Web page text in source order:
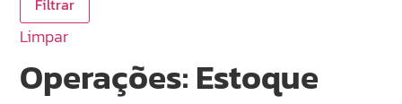
Limpar
Operações: Estoque